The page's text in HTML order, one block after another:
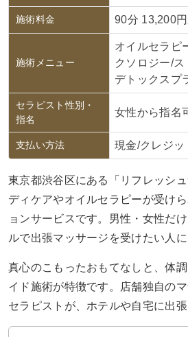
施術料金 90分 13,200
施術メニュー
オイルセラピ
クソロジー/
デトックスプ
セラピスト性別・
指名
女性から指名
支払い方法 現金/クレジ
東京都渋谷区にある「リフレッシ
ディケアやオイルセラピーが受け
ョンサービスです。男性・女性だ
ルで出張マッサージを受けたい人
真心のこもったおもてなしと、体
イド施術が特徴です。店舗独自の
セラピストが、ホテルや自宅に出張